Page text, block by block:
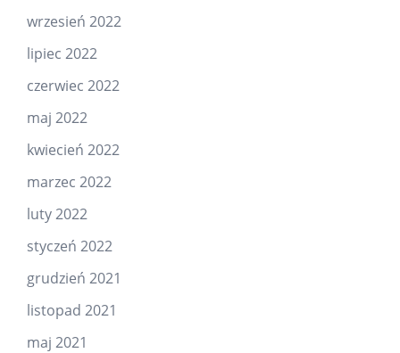
wrzesień 2022
lipiec 2022
czerwiec 2022
maj 2022
kwiecień 2022
marzec 2022
luty 2022
styczeń 2022
grudzień 2021
listopad 2021
maj 2021